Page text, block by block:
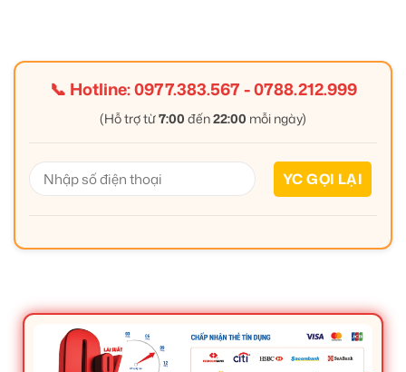
📞 Hotline:0977.383.567-0788.212.999
(Hỗ trợ từ7:00 đến22:00 mỗi ngày)